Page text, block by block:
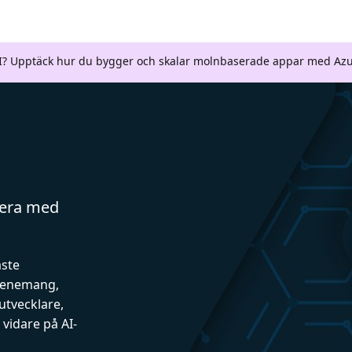
Upptäck hur du bygger och skalar molnbaserade appar med
med
på AI-